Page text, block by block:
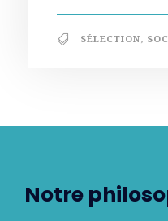
SÉLECTION,
Notre